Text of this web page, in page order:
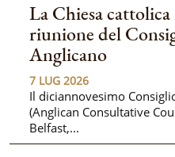
La Chiesa
riunione del
Anglicano
7 LUG 2026
Il diciannovesimo
(Anglican Consultative
Belfast,...